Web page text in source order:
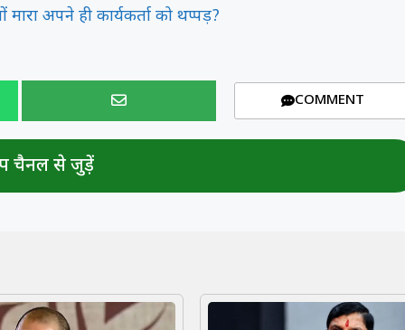
अपने ही कार्यकर्ता को थप्पड़?
COMMENT
चैनल से जुड़ें